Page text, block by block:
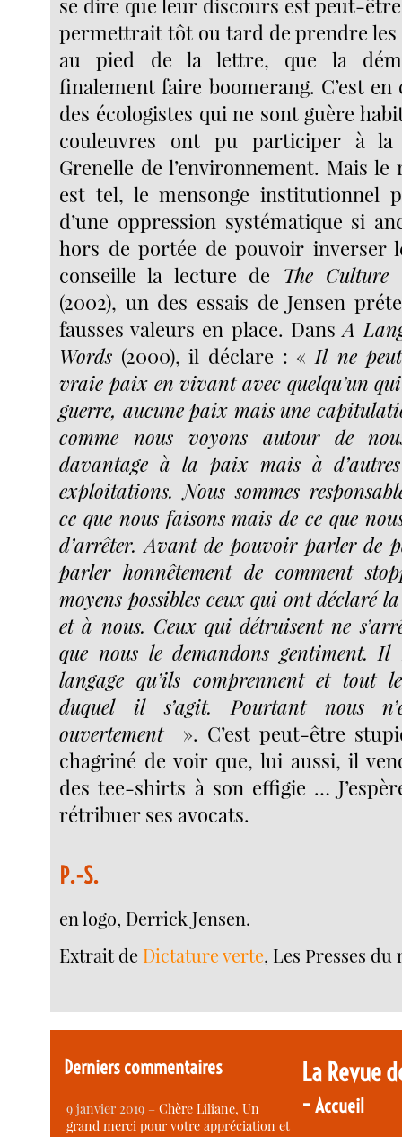
permettrait tôt ou tard de prendre
au pied de la lettre, que la
finalement faire boomerang. C’est en
des écologistes qui ne sont guère
couleuvres ont pu participer à la
Grenelle de l’environnement. Mais
est tel, le mensonge institutionnel
d’une oppression systématique si
hors de portée de pouvoir inverser
conseille la lecture de The Culture
(2002), un des essais de Jensen
fausses valeurs en place. DansA
Words (2000), il déclare : « Il ne
vraie paix en vivant avec quelqu’un
guerre, aucune paix mais une
comme nous voyons autour de
davantage à la paix mais à
exploitations. Nous sommes
ce que nous faisons mais de ce que
d’arrêter. Avant de pouvoir parler de
parler honnêtement de comment
moyens possibles ceux qui ont déclaré
et à nous. Ceux qui détruisent ne
que nous le demandons gentiment. Il
langage qu’ils comprennent et tout
duquel il s’agit. Pourtant nous
ouvertement
». C’est peut-être
chagriné de voir que, lui aussi, il
des tee-shirts à son effigie …
rétribuer ses avocats.
P.-S.
en logo, Derrick Jensen.
Extrait de Dictature verte, Les Presses du
Derniers commentaires
9 janvier 2019 –Chère Liliane, Un
grand merci pour votre appréciation et
La Revue
-Accueil